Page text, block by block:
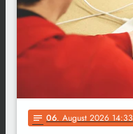
notes 06. August 2026 14:33